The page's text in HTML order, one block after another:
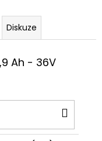
Diskuze
Ah - 36V